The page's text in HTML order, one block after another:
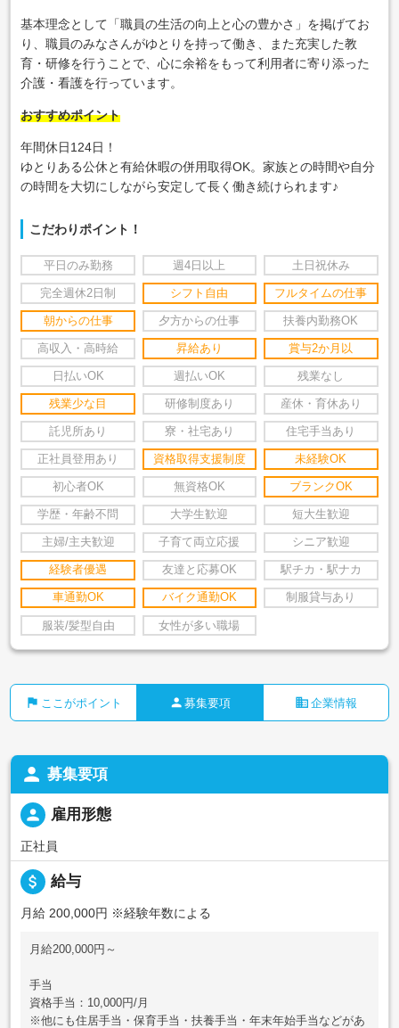
基本理念として「職員の生活の向上と心の豊かさ」を掲げてお
り、職員のみなさんがゆとりを持って働き、また充実した教
育・研修を行うことで、心に余裕をもって利用者に寄り添った
介護・看護を行っています。
おすすめポイント
年間休日124日！
ゆとりある公休と有給休暇の併用取得OK。家族との時間や自分
の時間を大切にしながら安定して長く働き続けられます♪
こだわりポイント！
平日のみ勤務 週4日以上 土日祝休み
完全週休2日制 シフト自由 フルタイムの仕事
朝からの仕事 夕方からの仕事 扶養内勤務OK
高収入・高時給 昇給あり 賞与2か月以
日払いOK 週払いOK 残業なし
残業少な目 研修制度あり 産休・育休あり
託児所あり 寮・社宅あり 住宅手当あり
正社員登用あり 資格取得支援制度 未経験OK
初心者OK 無資格OK ブランクOK
学歴・年齢不問 大学生歓迎 短大生歓迎
主婦/主夫歓迎 子育て両立応援 シニア歓迎
経験者優遇 友達と応募OK 駅チカ・駅ナカ
車通勤OK バイク通勤OK 制服貸与あり
服装/髪型自由 女性が多い職場
flag ここがポイント person 募集要項 business 企業情報
person 募集要項
person 雇用形態
正社員
attach_money 給与
月給 200,000円 ※経験年数による
月給200,000円～
手当
資格手当：10,000円/月
※他にも住居手当・保育手当・扶養手当・年末年始手当などがあ